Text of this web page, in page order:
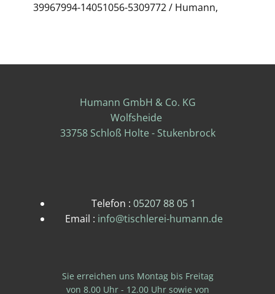
39967994-14051056-5309772 / Humann,
Humann GmbH & Co. KG
Wolfsheide
33758 Schloß Holte - Stukenbrock
Telefon : 05207 88 05 1
Email : info@tischlerei-humann.de
Sie erreichen uns Montag bis Freitag
von 8.00 Uhr - 12.00 Uhr sowie von